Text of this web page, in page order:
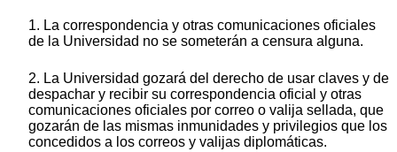
1. La correspondencia y otras comunicaciones oficiales
de la Universidad no se someterán a censura alguna.
2. La Universidad gozará del derecho de usar claves y de
despachar y recibir su correspondencia oficial y otras
comunicaciones oficiales por correo o valija sellada, que
gozarán de las mismas inmunidades y privilegios que los
concedidos a los correos y valijas diplomáticas.